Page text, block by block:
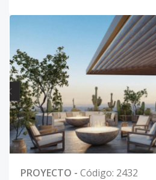
PROYECTO - Código: 2432